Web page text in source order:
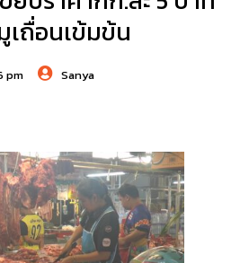
ถื่อนเข้มข้น
pm Sanya